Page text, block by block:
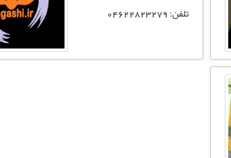
تلفن: 04622823279